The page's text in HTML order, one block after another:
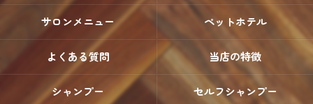
サロンメニュー ペットホテル
よくある質問 当店の特徴
シャンプー セルフシャンプー